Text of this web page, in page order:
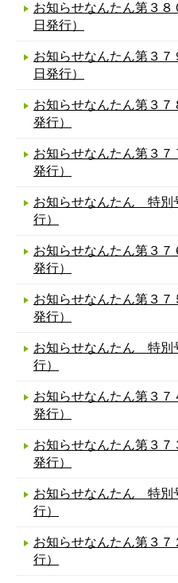
お知らせなんたん第３８
日発行）
お知らせなんたん第３７
日発行）
お知らせなんたん第３７
発行）
お知らせなんたん第３７
発行）
お知らせなんたん 特別
行）
お知らせなんたん第３７
発行）
お知らせなんたん第３７
発行）
お知らせなんたん 特別
行）
お知らせなんたん第３７
発行）
お知らせなんたん第３７
発行）
お知らせなんたん 特別
行）
お知らせなんたん第３
行）